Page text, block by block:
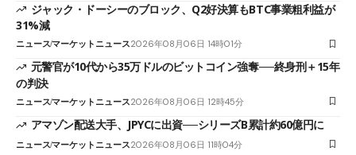
ジャック・ドーシーのブロック、Q2好決算もBTC事業粗利益が
31%減
ニュースマーケットニュース2026年08月06日 14時01分
元警官が10代から35万ドルのビットコイン強奪──終身刑＋15年
の判決
ニュースマーケットニュース2026年08月06日 12時45分
アマゾン配送大手、JPYCに出資──シリーズB累計約60億円に
ニュースマーケットニュース2026年08月06日 11時04分